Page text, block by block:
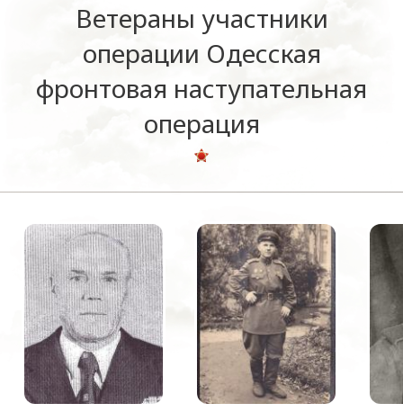
Ветераны участники
операции Одесская
фронтовая наступательная
операция